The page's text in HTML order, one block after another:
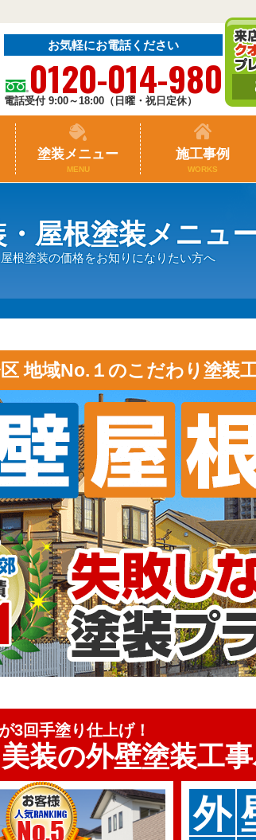
お気軽にお電話ください
0120-014-980
電話受付 9:00～18:00（日曜・祝日定休）
塗装メニュー
MENU
施工事例
WORKS
屋根塗装メニュ
根塗装の価格をお知りになりたい方へ
地域No.１のこだわり塗装
3回手塗り仕上げ！
装の外壁塗装工
外